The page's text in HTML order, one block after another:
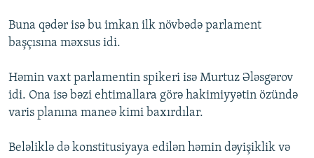
Buna qədər isə bu imkan ilk növbədə parlament
başçısına məxsus idi.
Həmin vaxt parlamentin spikeri isə Murtuz Ələsgərov
idi. Ona isə bəzi ehtimallara görə hakimiyyətin özündə
varis planına maneə kimi baxırdılar.
Beləliklə də konstitusiyaya edilən həmin dəyişiklik və